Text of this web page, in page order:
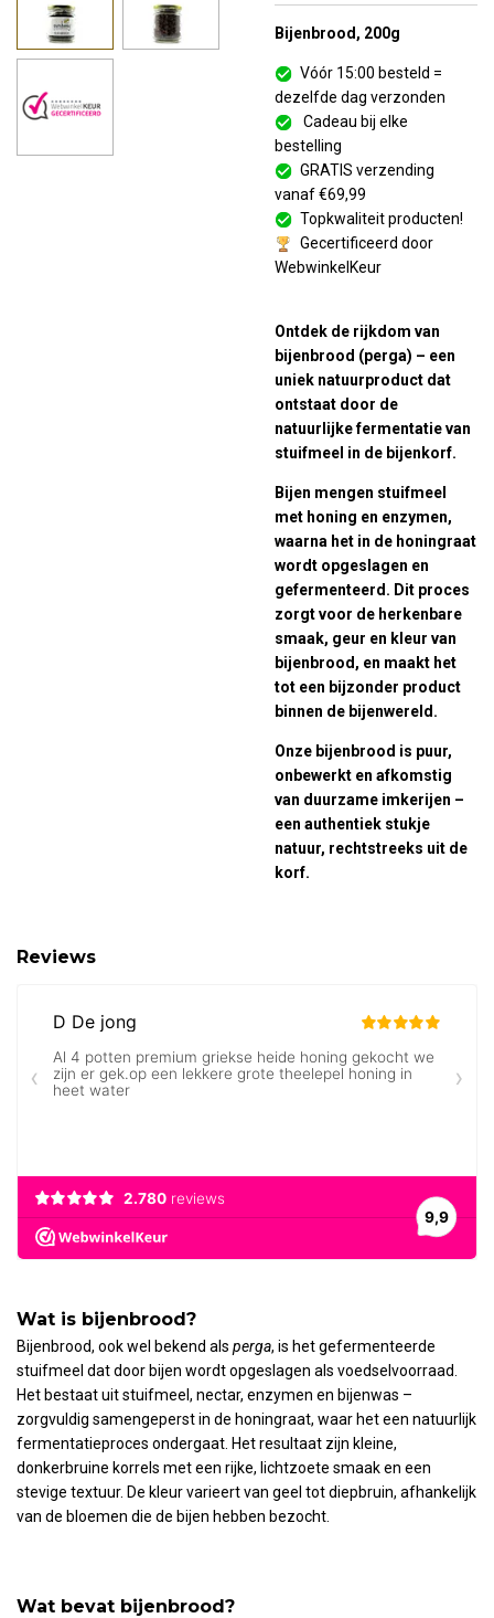
Bijenbrood, 200g
Vóór 15:00 besteld =
dezelfde dag verzonden
Cadeau bij elke
bestelling
GRATIS verzending
vanaf €69,99
Topkwaliteit producten!
Gecertificeerd door
WebwinkelKeur
Ontdek de rijkdom van
bijenbrood (perga) – een
uniek natuurproduct dat
ontstaat door de
natuurlijke fermentatie van
stuifmeel in de bijenkorf.
Bijen mengen stuifmeel
met honing en enzymen,
waarna het in de honingraat
wordt opgeslagen en
gefermenteerd. Dit proces
zorgt voor de herkenbare
smaak, geur en kleur van
bijenbrood, en maakt het
tot een bijzonder product
binnen de bijenwereld.
Onze bijenbrood is puur,
onbewerkt en afkomstig
van duurzame imkerijen –
een authentiek stukje
natuur, rechtstreeks uit de
korf.
Reviews
Wat is bijenbrood?
Bijenbrood, ook wel bekend als perga, is het gefermenteerde
stuifmeel dat door bijen wordt opgeslagen als voedselvoorraad.
Het bestaat uit stuifmeel, nectar, enzymen en bijenwas –
zorgvuldig samengeperst in de honingraat, waar het een natuurlijk
fermentatieproces ondergaat. Het resultaat zijn kleine,
donkerbruine korrels met een rijke, lichtzoete smaak en een
stevige textuur. De kleur varieert van geel tot diepbruin, afhankelijk
van de bloemen die de bijen hebben bezocht.
Wat bevat bijenbrood?